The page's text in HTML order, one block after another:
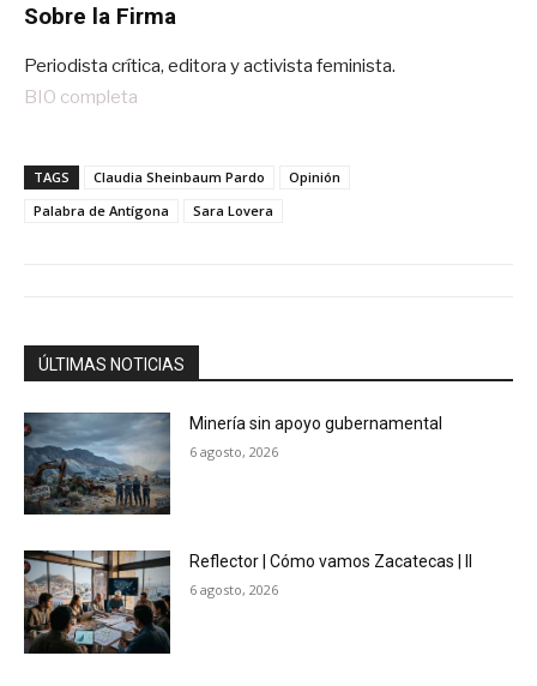
Sobre la Firma
Periodista crítica, editora y activista feminista.
BIO completa
TAGS Claudia Sheinbaum Pardo
Opinión
Palabra de Antígona
Sara Lovera
ÚLTIMAS NOTICIAS
Minería sin apoyo gubernamental
6 agosto, 2026
Reflector | Cómo vamos Zacatecas | II
6 agosto, 2026